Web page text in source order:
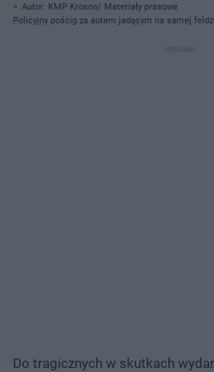
Autor: KMP Krosno/ Materiały prasowe
Policyjny pościg za autem jadącym na samej
Do tragicznych w skutkach